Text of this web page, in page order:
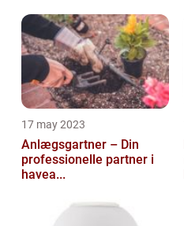
17 may 2023
Anlægsgartner – Din
professionelle partner i
havea...